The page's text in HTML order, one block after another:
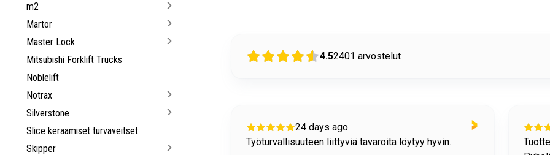
m2
Martor
Master Lock
Mitsubishi Forklift Trucks
Noblelift
Notrax
Silverstone
Slice keraamiset turvaveitset
Skipper
4.52401 arvostelut
24 days ago
25 days ago
Tuotteen tiedot löytyivät helposti sivuiltanne.